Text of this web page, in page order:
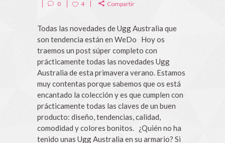
0
4 Compartir
Todas las novedades de Ugg Australia que
son tendencia están en WeDo Hoy os
traemos un post súper completo con
prácticamente todas las novedades Ugg
Australia de esta primavera verano. Estamos
muy contentas porque sabemos que os está
encantado la colección y es que cumplen con
prácticamente todas las claves de un buen
producto: diseño, tendencias, calidad,
comodidad y colores bonitos. ¿Quién no ha
tenido unas Ugg Australia en su armario? Si